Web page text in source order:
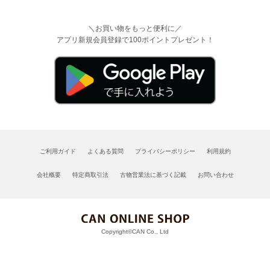
＼お買い物をもっと便利に／
アプリ新規会員登録で100ポイントプレゼント！
ご利用ガイド よくある質問 プライバシーポリシー 利用規約
会社概要 特定商取引法 古物営業法に基づく記載 お問い合わせ
Copyright©CAN Co., Ltd